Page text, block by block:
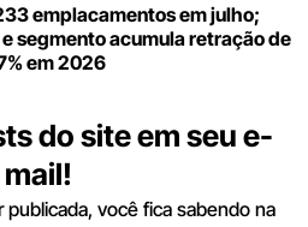
emplacamentos em julho;
segmento acumula retração de
em 2026
do site em seu e-
mail!
publicada, você fica sabendo na